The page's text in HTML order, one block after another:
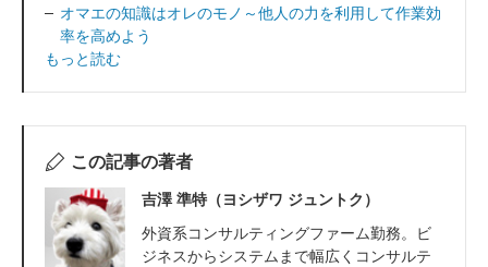
オマエの知識はオレのモノ～他人の力を利用して作業効
率を高めよう
もっと読む
この記事の著者
吉澤 準特（ヨシザワ ジュントク）
外資系コンサルティングファーム勤務。ビ
ジネスからシステムまで幅広くコンサルテ